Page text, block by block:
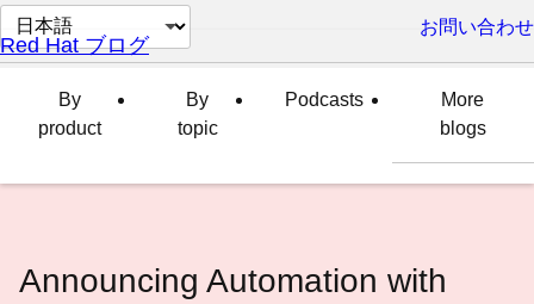
ペ
ー
語
お問い合わせ
Red Hat ブログ
By
product
By
topic
Podcasts
More
blogs
Announcing Automation with